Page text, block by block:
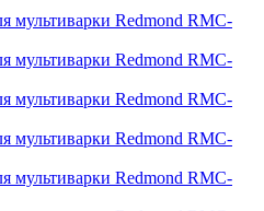
мультиварки Redmond RMC-
мультиварки Redmond RMC-
мультиварки Redmond RMC-
мультиварки Redmond RMC-
мультиварки Redmond RMC-